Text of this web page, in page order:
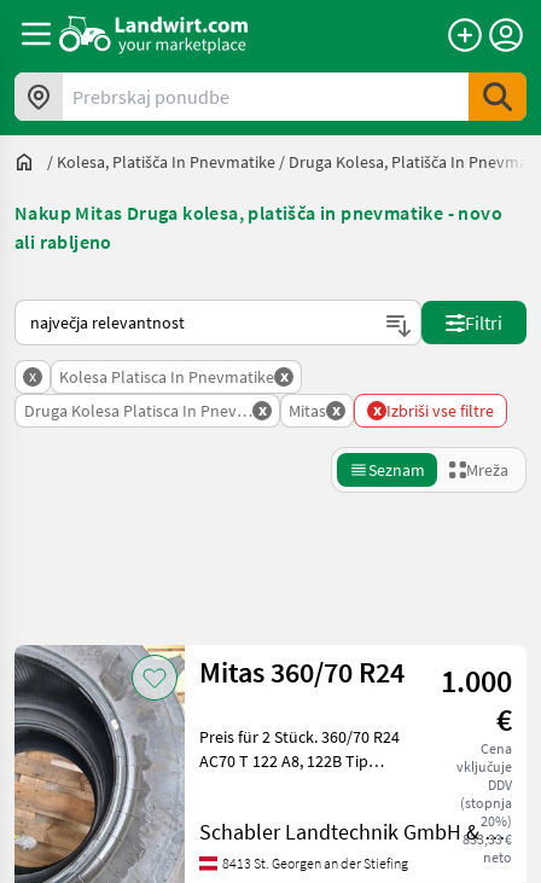
Prebrskaj ponudbe
/ Kolesa, Platišča In Pnevmatike / Druga Kolesa, Platišča In
Nakup Mitas Druga kolesa, platišča in pnevmatike - novo
ali rabljeno
Tako je razvrščeno na Landwirt.com
Filtri
x Kolesa Platisca In Pnevmatike x
Druga Kolesa Platisca In Pnevmatike
x Mitas x x Izbriši vse filtre
Seznam Mreža
Kategorija 4 Država Filtri
TRENUTNA
POT
Kmetijska
tehnika
Kolesa
Ponastavi
Prikaži 90
rezultatov
Mitas 360/70 R24
1.000
€
Cena
vključuje
DDV
(stopnja
20%)
833,33 €
neto
Preis für 2 Stück. 360/70 R24
AC70 T 122 A8, 122B Tip
Indeks nosilnosti (LI): LI:
122 (1500 kg), Brez cevi
Schabler Landtechnik GmbH & CoKG
8413 St. Georgen an der Stiefing